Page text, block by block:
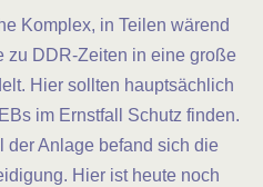
Komplex, in Teilen wärend
zu DDR-Zeiten in eine große
Hier sollten hauptsächlich
im Ernstfall Schutz finden.
der Anlage befand sich die
Hier ist heute noch